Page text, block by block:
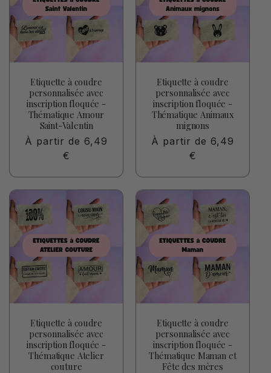
Etiquette à coudre
personnalisée avec
inscription floquée -
Thématique Amour
Saint-Valentin
Prix
À partir de 6,49
€
Etiquette à coudre
personnalisée avec
inscription floquée -
Thématique Animaux
mignons
Prix
À partir de 6,49
€
Etiquette à coudre
personnalisée avec
inscription floquée -
Thématique Atelier
couture
Etiquette à coudre
personnalisée avec
inscription floquée -
Thématique Maman et
Fête des mères